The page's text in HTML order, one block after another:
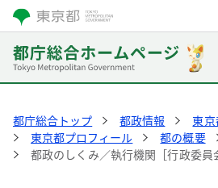
都庁総合トップ 都政情報
東
東京都プロフィール
都の概要
都政のしくみ／執行機関［行政委員